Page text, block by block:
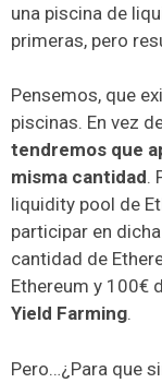
una piscina de
primeras, pero
Pensemos, que
piscinas. En vez
tendremos que
misma cantidad.
liquidity pool de
participar en
cantidad de
Ethereum y 100€
Yield Farming.
Pero…¿Para que